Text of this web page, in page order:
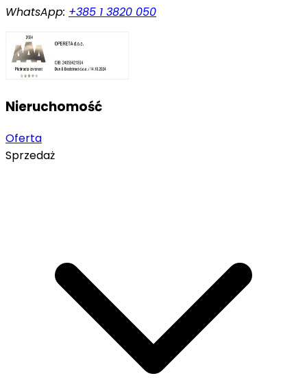
WhatsApp: +385 1 3820 050
Nieruchomość
Oferta
Sprzedaż